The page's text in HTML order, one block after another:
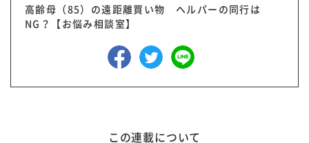
高齢母（85）の遠距離買い物 ヘルパーの同行は
NG？【お悩み相談室】
この連載について